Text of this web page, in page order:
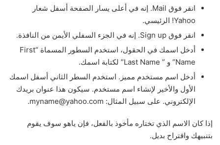
انقر فوق Mail. إنه في أعلى يسار الصفحة أسفل شعار
Yahoo! الرئيسي.
انقر فوق Sign up. إنه في الجزء السفلي الأيمن من النافذة.
أدخل اسمك في الحقول، استخدم السطور المسماة “First
Name” و ” Last Name” لكتابة اسمك.
أدخل اسم مستخدم مميز. استخدم السطر الثاني أسفل اسمك
الأول والأخير لإنشاء اسم مستخدم. سيكون هذا عنوان بريدك
الإلكتروني. على سبيل المثال: myname@yahoo.com.
إذا كان الاسم الذي تختاره مأخوذ بالفعل، فإن ياهو سوف يقوم
بتنبيهك واقتراح بديل.